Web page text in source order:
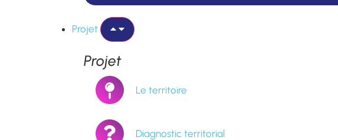
Projet
Projet
Le territoire
Diagnostic territorial